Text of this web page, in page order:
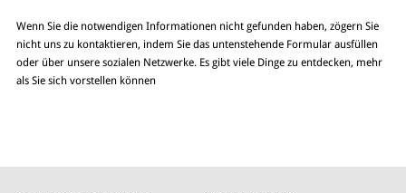
Wenn Sie die notwendigen Informationen nicht gefunden haben, zögern Sie
nicht uns zu kontaktieren, indem Sie das untenstehende Formular ausfüllen
oder über unsere sozialen Netzwerke. Es gibt viele Dinge zu entdecken, mehr
als Sie sich vorstellen können